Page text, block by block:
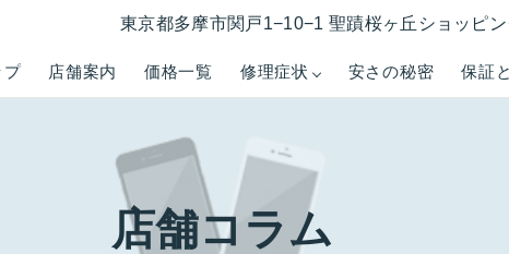
プ 店舗案内 価格一覧 修理症状 安さの秘密 保証
東京都多摩市関戸1−10−1 聖蹟桜ヶ丘ショッピ
店舗コラム